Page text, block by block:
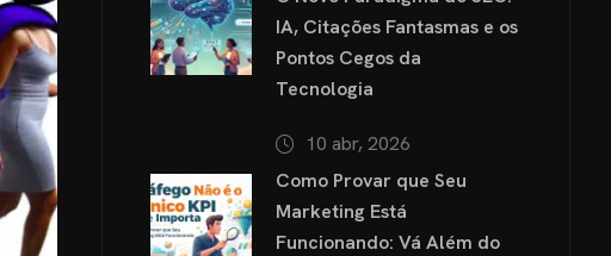
IA, Citações Fantasmas e os
Pontos Cegos da
Tecnologia
10 abr, 2026
Como Provar que Seu
Marketing Está
Funcionando: Vá Além do